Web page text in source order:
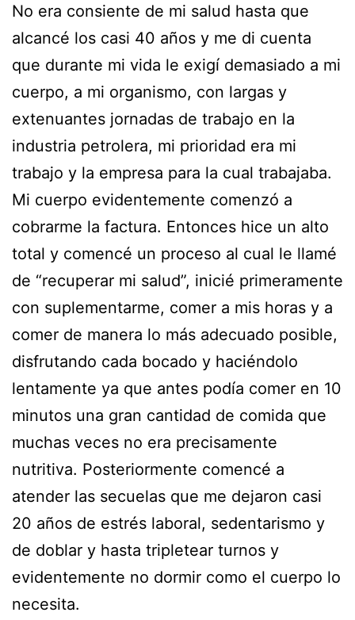
No era consiente de mi salud hasta que
alcancé los casi 40 años y me di cuenta
que durante mi vida le exigí demasiado a mi
cuerpo, a mi organismo, con largas y
extenuantes jornadas de trabajo en la
industria petrolera, mi prioridad era mi
trabajo y la empresa para la cual trabajaba.
Mi cuerpo evidentemente comenzó a
cobrarme la factura. Entonces hice un alto
total y comencé un proceso al cual le llamé
de “recuperar mi salud”, inicié primeramente
con suplementarme, comer a mis horas y a
comer de manera lo más adecuado posible,
disfrutando cada bocado y haciéndolo
lentamente ya que antes podía comer en 10
minutos una gran cantidad de comida que
muchas veces no era precisamente
nutritiva. Posteriormente comencé a
atender las secuelas que me dejaron casi
20 años de estrés laboral, sedentarismo y
de doblar y hasta tripletear turnos y
evidentemente no dormir como el cuerpo lo
necesita.